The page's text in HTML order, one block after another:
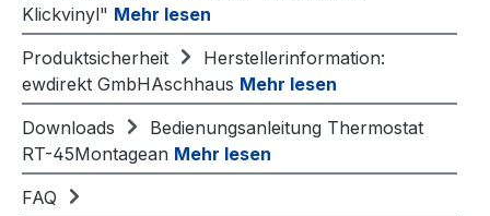
Klickvinyl" Mehr lesen
Produktsicherheit
Herstellerinformation:
ewdirekt GmbHAschhaus Mehr lesen
Downloads
Bedienungsanleitung Thermostat
RT-45Montagean Mehr lesen
FAQ